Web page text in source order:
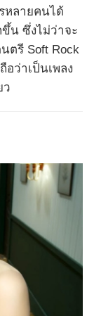
หลายคนได้
ขึ้น ซึ่งไม่ว่าจะ
ตรี Soft Rock
อว่าเป็นเพลง
ว